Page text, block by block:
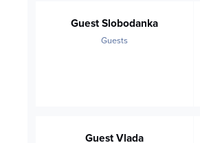
Guest Slobodanka
Guests
Guest Vlada